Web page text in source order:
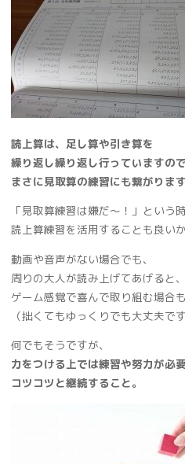
読上算は、足し算や引き算を
繰り返し繰り返し行っていますので
まさに見取算の練習にも繋がります
「見取算練習は嫌だ～！」という時
読上算練習を活用することも良い
動画や音声がない場合でも、
周りの大人が読み上げてあげると、
ゲーム感覚で喜んで取り組む場合も
（拙くてもゆっくりでも大丈夫で
何でもそうですが、
力をつける上では練習や努力が必
コツコツと継続すること。